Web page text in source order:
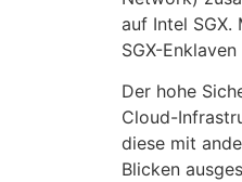
auf Intel
SGX-
Der hohe
Cloud-
diese mit
Blicken